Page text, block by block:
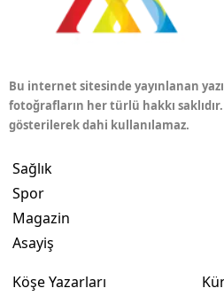
Bu internet sitesinde yayınlanan
fotoğrafların her türlü hakkı
gösterilerek dahi kullanılamaz.
Sağlık
Spor
Magazin
Asayiş
Köşe Yazarları